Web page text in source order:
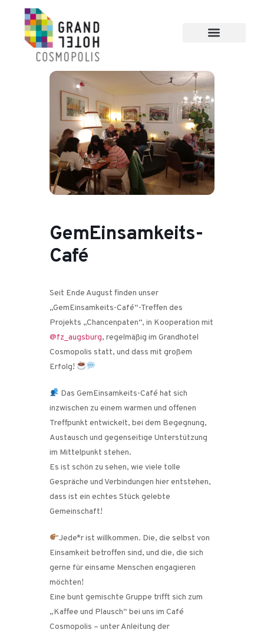
GemEinsamkeits-
Café
Seit Ende August finden unser
„GemEinsamkeits-Café“-Treffen des
Projekts „Chancenpaten“, in Kooperation mit
@fz_augsburg, regelmäßig im Grandhotel
Cosmopolis statt, und dass mit großem
Erfolg!
Das GemEinsamkeits-Café hat sich
inzwischen zu einem warmen und offenen
Treffpunkt entwickelt, bei dem Begegnung,
Austausch und gegenseitige Unterstützung
im Mittelpunkt stehen.
Es ist schön zu sehen, wie viele tolle
Gespräche und Verbindungen hier entstehen,
dass ist ein echtes Stück gelebte
Gemeinschaft!
Jede*r ist willkommen. Die, die selbst von
Einsamkeit betroffen sind, und die, die sich
gerne für einsame Menschen engagieren
möchten!
Eine bunt gemischte Gruppe trifft sich zum
„Kaffee und Plausch“ bei uns im Café
Cosmopolis – unter Anleitung der